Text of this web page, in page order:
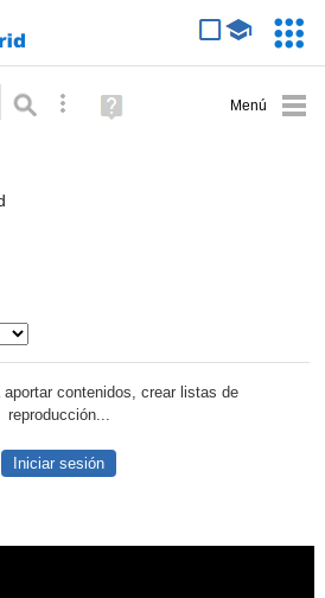
Búsqueda avanzada
Ayuda
(en
aportar contenidos, crear listas de
reproducción...
Iniciar sesión